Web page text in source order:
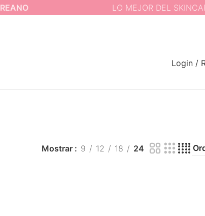
LO MEJOR DEL SKINCARE
Login /
Mostrar 9 12 18 24